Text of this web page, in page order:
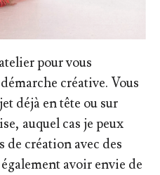
pour vous
créative. Vous
déjà en tête ou sur
auquel cas je peux
de création avec des
avoir envie de